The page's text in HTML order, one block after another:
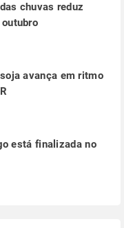
chuvas reduz
avança em ritmo
está finalizada no